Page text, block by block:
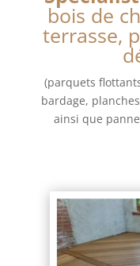
bois de
terrasse,
(parquets
bardage,
ainsi que